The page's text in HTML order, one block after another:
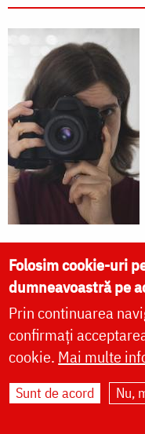
Folosim cookie-uri
dumneavoastră pe
Prin continuarea
confirmați
cookie. Mai multe
Sunt de acord Nu,